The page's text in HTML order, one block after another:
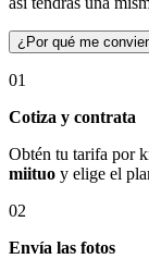
¿Por qué me
01
Cotiza y contrata
Obtén tu tarifa por
miituo y elige el
02
Envía las fotos